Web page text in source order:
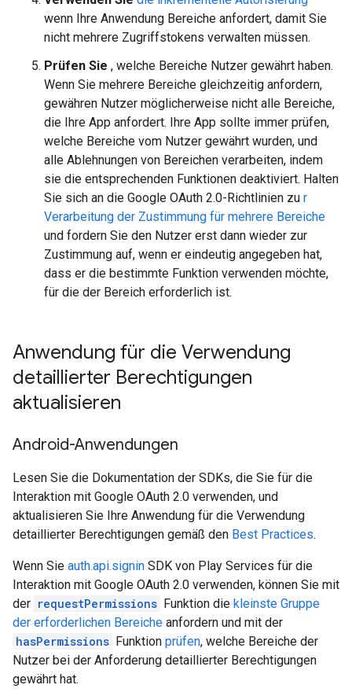
wenn Ihre Anwendung Bereiche anfordert, damit Sie
nicht mehrere Zugriffstokens verwalten müssen.
Prüfen Sie , welche Bereiche Nutzer gewährt haben.
Wenn Sie mehrere Bereiche gleichzeitig anfordern,
gewähren Nutzer möglicherweise nicht alle Bereiche,
die Ihre App anfordert. Ihre App sollte immer prüfen,
welche Bereiche vom Nutzer gewährt wurden, und
alle Ablehnungen von Bereichen verarbeiten, indem
sie die entsprechenden Funktionen deaktiviert. Halten
Sie sich an die Google OAuth 2.0-Richtlinien zu r
Verarbeitung der Zustimmung für mehrere Bereiche
und fordern Sie den Nutzer erst dann wieder zur
Zustimmung auf, wenn er eindeutig angegeben hat,
dass er die bestimmte Funktion verwenden möchte,
für die der Bereich erforderlich ist.
Anwendung für die Verwendung
detaillierter Berechtigungen
aktualisieren
Android-Anwendungen
Lesen Sie die Dokumentation der SDKs, die Sie für die
Interaktion mit Google OAuth 2.0 verwenden, und
aktualisieren Sie Ihre Anwendung für die Verwendung
detaillierter Berechtigungen gemäß den Best Practices.
Wenn Sie auth.api.signin SDK von Play Services für die
Interaktion mit Google OAuth 2.0 verwenden, können Sie mit
der requestPermissions Funktion die kleinste Gruppe
der erforderlichen Bereiche anfordern und mit der
hasPermissions Funktion prüfen, welche Bereiche der
Nutzer bei der Anforderung detaillierter Berechtigungen
gewährt hat.